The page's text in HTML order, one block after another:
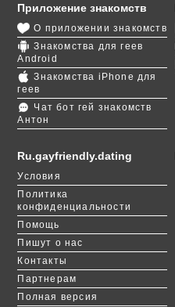
Ru.gayfriendly.dating
Условия
Политика
конфиденциальности
Помощь
Пишут о нас
Контакты
Партнерам
Полная версия
Приложение знакомств
О приложении знакомств
Знакомства для геев
Android
Знакомства iPhone для
геев
Чат бот гей знакомств
Антон